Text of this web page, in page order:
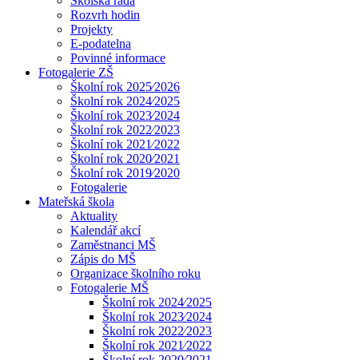
Rozvrh hodin
Projekty
E-podatelna
Povinné informace
Fotogalerie ZŠ
Školní rok 2025⁄2026
Školní rok 2024⁄2025
Školní rok 2023⁄2024
Školní rok 2022⁄2023
Školní rok 2021⁄2022
Školní rok 2020⁄2021
Školní rok 2019⁄2020
Fotogalerie
Mateřská škola
Aktuality
Kalendář akcí
Zaměstnanci MŠ
Zápis do MŠ
Organizace školního roku
Fotogalerie MŠ
Školní rok 2024⁄2025
Školní rok 2023⁄2024
Školní rok 2022⁄2023
Školní rok 2021⁄2022